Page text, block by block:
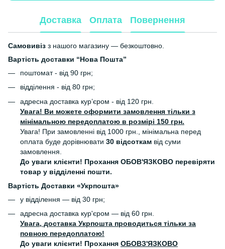
Доставка Оплата Повернення
Самовивіз з нашого магазину — безкоштовно.
Вартість доставки “Нова Пошта”
поштомат - від 90 грн;
відділення - від 80 грн;
адресна доставка кур’єром - від 120 грн.
Увага! Ви можете оформити замовлення тільки з
мінімальною передоплатою в розмірі 150 грн.
Увага! При замовленні від 1000 грн., мінімальна перед
оплата буде дорівнювати 30 відсоткам від суми
замовлення.
До уваги клієнти! Прохання ОБОВ'ЯЗКОВО перевіряти
товар у відділенні пошти.
Вартість Доставки «Укрпошта»
у відділення — від 30 грн;
адресна доставка кур'єром — від 60 грн.
Увага, доставка Укрпошта проводиться тільки за
повною передоплатою!
До уваги клієнти! Прохання ОБОВЗ'ЯЗКОВО